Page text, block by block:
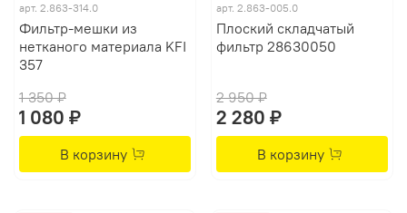
арт. 2.863-314.0
Фильтр-мешки из
нетканого материала KFI
357
1 350 ₽
1 080 ₽
В корзину
арт. 2.863-005.0
Плоский складчатый
фильтр 28630050
2 950 ₽
2 280 ₽
В корзину